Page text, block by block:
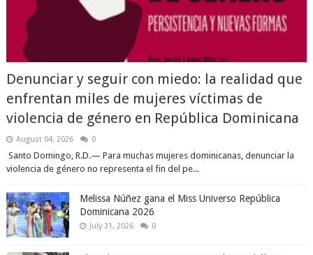
Denunciar y seguir con miedo: la realidad que
enfrentan miles de mujeres víctimas de
violencia de género en República Dominicana
August 04, 2026 0
Santo Domingo, R.D.— Para muchas mujeres dominicanas, denunciar la
violencia de género no representa el fin del pe...
Melissa Núñez gana el Miss Universo República
Dominicana 2026
July 31, 2026 0